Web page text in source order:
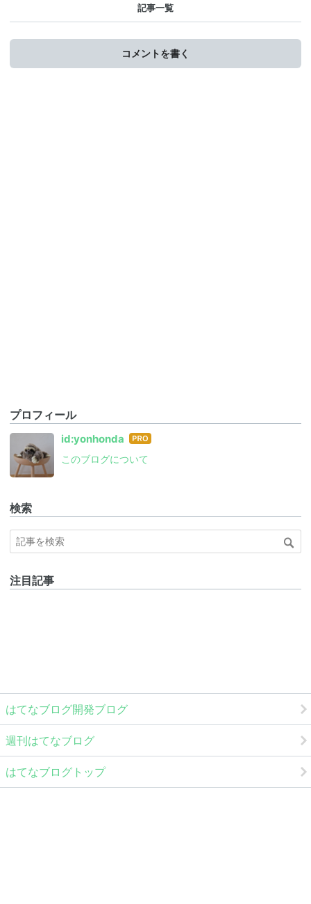
記事一覧
コメントを書く
プロフィール
id:yonhonda はて
ログ
このブログについて
検索
注目記事
はてなブログ開発ブログ
週刊はてなブログ
はてなブログトップ